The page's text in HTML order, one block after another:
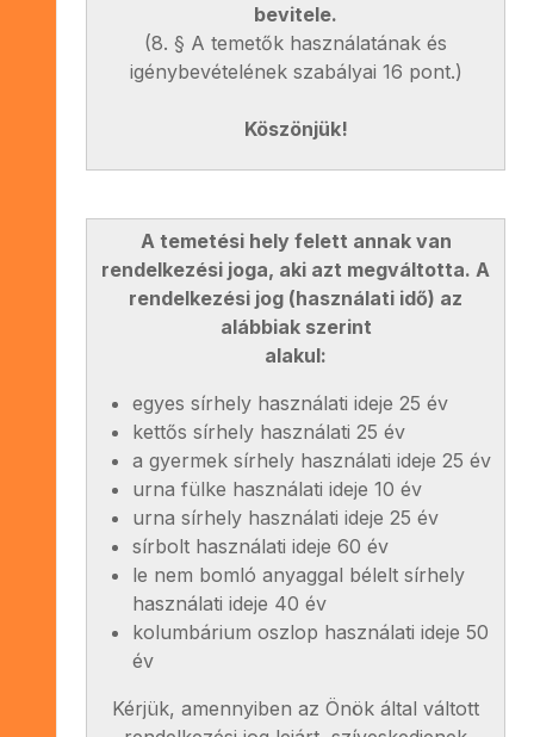
bevitele.
(8. § A temetők használatának és
igénybevételének szabályai 16 pont.)
Köszönjük!
A temetési hely felett annak van
rendelkezési joga, aki azt megváltotta. A
rendelkezési jog (használati idő) az
alábbiak szerint
alakul:
egyes sírhely használati ideje 25 év
kettős sírhely használati 25 év
a gyermek sírhely használati ideje 25 év
urna fülke használati ideje 10 év
urna sírhely használati ideje 25 év
sírbolt használati ideje 60 év
le nem bomló anyaggal bélelt sírhely
használati ideje 40 év
kolumbárium oszlop használati ideje 50
év
Kérjük, amennyiben az Önök által váltott